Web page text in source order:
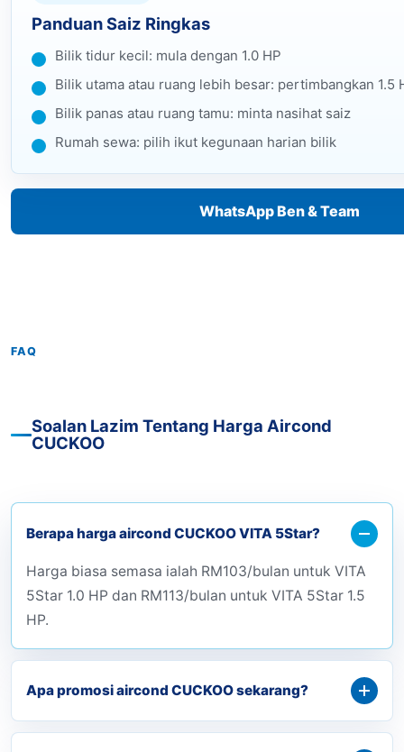
Panduan Saiz Ringkas
Bilik tidur kecil: mula dengan 1.0 HP
Bilik utama atau ruang lebih besar: pertimbangkan 1.5
Bilik panas atau ruang tamu: minta nasihat saiz
Rumah sewa: pilih ikut kegunaan harian bilik
WhatsApp Ben & Team
FAQ
Soalan Lazim Tentang Harga Aircond
CUCKOO
Berapa harga aircond CUCKOO VITA 5Star?
Harga biasa semasa ialah RM103/bulan untuk VITA
5Star 1.0 HP dan RM113/bulan untuk VITA 5Star 1.5
HP.
Apa promosi aircond CUCKOO sekarang?